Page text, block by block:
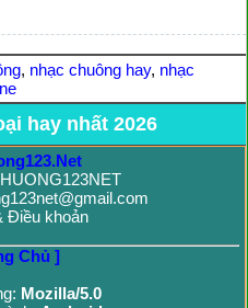
, nhạc chuông hay, nhạc
hay nhất 2026
Điều khoản
Chủ ]
Mozilla/5.0